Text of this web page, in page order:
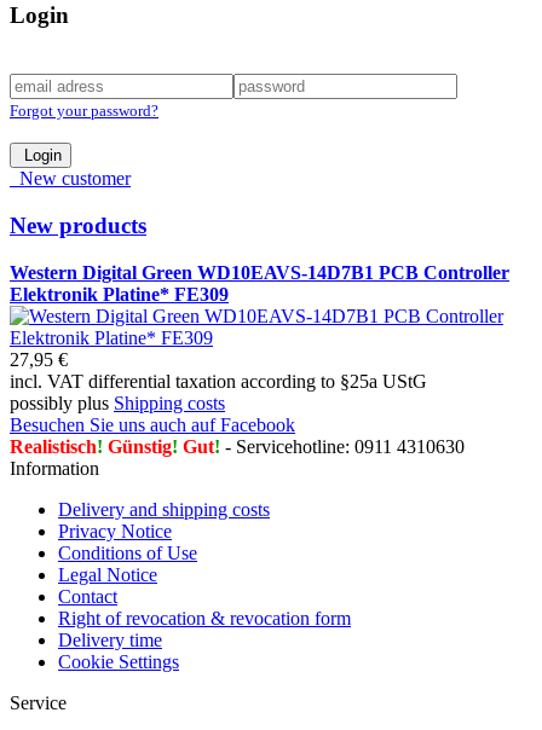
Login
Forgot your password?
Login
New customer
New products
Western Digital Green WD10EAVS-14D7B1 PCB Controller
Elektronik Platine* FE309
27,95 €
incl. VAT differential taxation according to §25a UStG
possibly plus Shipping costs
Besuchen Sie uns auch auf Facebook
Realistisch! Günstig! Gut! - Servicehotline: 0911 4310630
Information
Delivery and shipping costs
Privacy Notice
Conditions of Use
Legal Notice
Contact
Right of revocation & revocation form
Delivery time
Cookie Settings
Service